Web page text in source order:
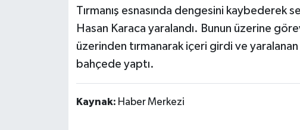
Tırmanış esnasında dengesini kaybederek
Hasan Karaca yaralandı. Bunun üzerine
üzerinden tırmanarak içeri girdi ve
bahçede yaptı.
Kaynak: Haber Merkezi